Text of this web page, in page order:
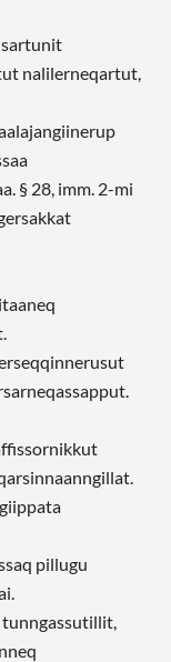
nalilerneqartut,
§ 28, imm. 2-mi
pillugu